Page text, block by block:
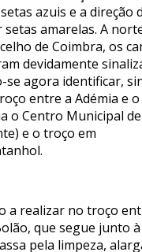
azuis e a direção
amarelas. A
de Coimbra, os
devidamente
se agora identificar,
entre a Adémia e
o Centro Municipal
e o troço em
a realizar no troço
que segue junto
pela limpeza,